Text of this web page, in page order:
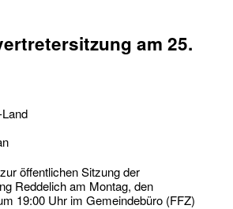
am 25.
öffentlichen Sitzung der
Reddelich am Montag, den
19:00 Uhr im Gemeindebüro (FFZ)